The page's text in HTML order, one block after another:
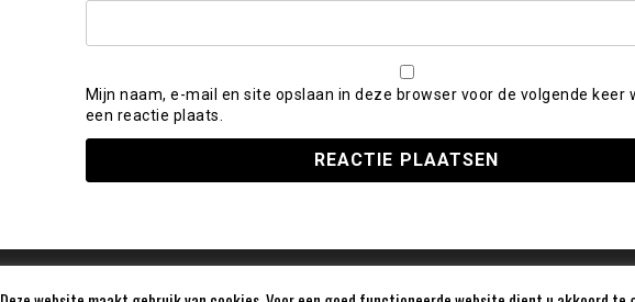
Mijn naam, e-mail en site opslaan in deze browser voor de volgende keer
een reactie plaats.